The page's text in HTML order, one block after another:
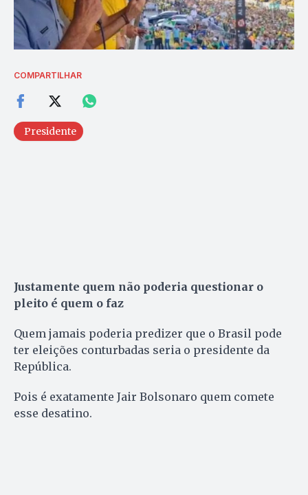
COMPARTILHAR
Presidente
Justamente quem não poderia questionar o
pleito é quem o faz
Quem jamais poderia predizer que o Brasil pode
ter eleições conturbadas seria o presidente da
República.
Pois é exatamente Jair Bolsonaro quem comete
esse desatino.